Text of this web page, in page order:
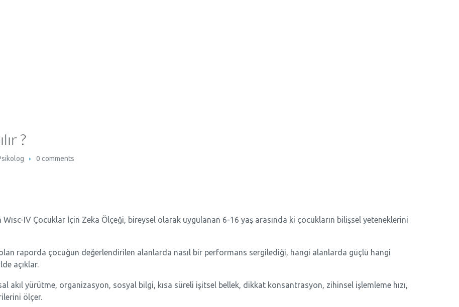
?
0 comments
IV Çocuklar İçin Zeka Ölçeği, bireysel olarak uygulanan 6-16 yaş arasında ki çocukların bilişsel yeteneklerini
raporda çocuğun değerlendirilen alanlarda nasıl bir performans sergilediği, hangi alanlarda güçlü hangi
açıklar.
akıl yürütme, organizasyon, sosyal bilgi, kısa süreli işitsel bellek, dikkat konsantrasyon, zihinsel işlemleme hızı,
ölçer.